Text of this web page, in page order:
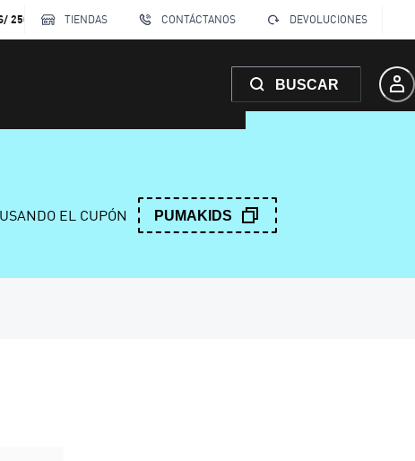
250 TIENDAS CONTÁCTANOS DEVOLUCIONES
BUSCAR
EL CUPÓN PUMAKIDS